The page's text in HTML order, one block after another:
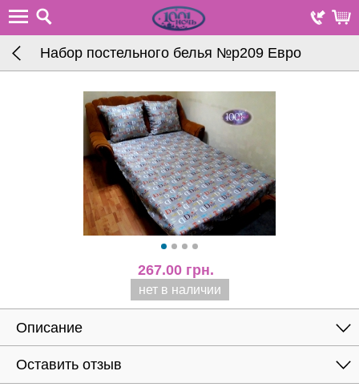
Набор постельного белья №р209 Евро
267.00 грн.
нет в наличии
Описание
Оставить отзыв